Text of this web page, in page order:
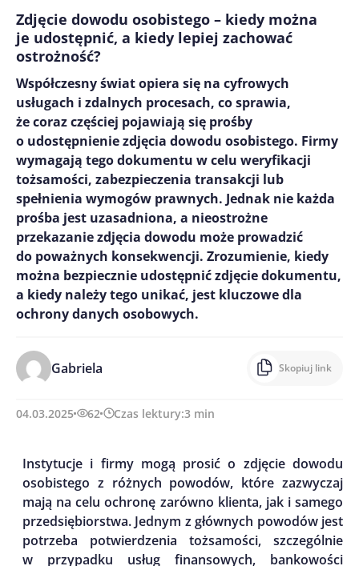
Zdjęcie dowodu osobistego – kiedy można
je udostępnić, a kiedy lepiej zachować
ostrożność?
Współczesny świat opiera się na cyfrowych
usługach i zdalnych procesach, co sprawia,
że coraz częściej pojawiają się prośby
o udostępnienie zdjęcia dowodu osobistego. Firmy
wymagają tego dokumentu w celu weryfikacji
tożsamości, zabezpieczenia transakcji lub
spełnienia wymogów prawnych. Jednak nie każda
prośba jest uzasadniona, a nieostrożne
przekazanie zdjęcia dowodu może prowadzić
do poważnych konsekwencji. Zrozumienie, kiedy
można bezpiecznie udostępnić zdjęcie dokumentu,
a kiedy należy tego unikać, jest kluczowe dla
ochrony danych osobowych.
Gabriela Skopiuj link
04.03.2025 62 Czas lektury:3 min
Instytucje i firmy mogą prosić o zdjęcie dowodu
osobistego z różnych powodów, które zazwyczaj
mają na celu ochronę zarówno klienta, jak i samego
przedsiębiorstwa. Jednym z głównych powodów jest
potrzeba potwierdzenia tożsamości, szczególnie
w przypadku usług finansowych, bankowości